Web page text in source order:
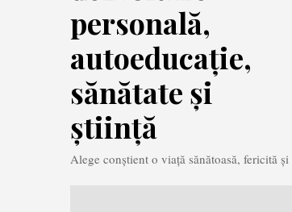
Alege conștient o viață sănătoasă, fericită